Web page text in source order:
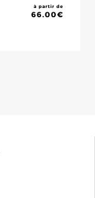
à partir de
66.00€